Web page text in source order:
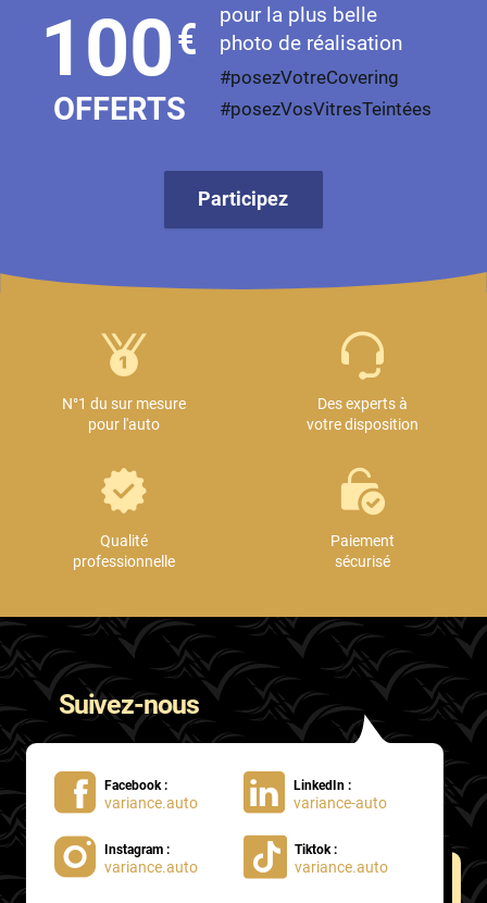
100€
OFFERTS
pour la plus belle
photo de réalisation
#posezVotreCovering
#posezVosVitresTeintées
Participez
N°1 du sur mesure
pour l'auto
Des experts à
votre disposition
Qualité
professionnelle
Paiement
sécurisé
Suivez-nous
Facebook :
variance.auto
LinkedIn :
variance-auto
Instagram :
variance.auto
Tiktok :
variance.auto